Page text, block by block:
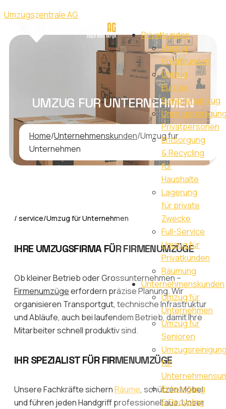
Umzugszentrale AG
UMZUG FUR UNTERNEHMEN
Home/Unternehmenskunden/Umzug fur
Unternehmen
Privatkunden
Umzug
Privatkunden
Umzug
Europa
Seniorenumzug
Privatpersonen
Entsorgung
& Recycling
für
Haushalte
Lagerung
für private
Zwecke
Full-Service
Umzug für
Privatkunden
Räumung
Unternehmenskunden
Umzug für
Unternehmen
Umzug für
Senioren
für
Entsorgung
& Recycling
/ service/Umzug für Unternehmen
IHRE UMZUGSFIRMA FÜR FIRMENUMZÜGE
Ob kleiner Betrieb oder Grossunternehmen –
Firmenumzügeerfordern präzise Planung. Wir
organisieren Transportgut, technische Infrastruktur
und Abläufe, auch bei laufendem Betrieb, damit Ihre
Mitarbeiter schnell produktiv sind.
IHR SPEZIALIST FÜR FIRMENUMZÜGE
Unsere Fachkräfte sichernRäume, schützen Möbel
und führen jeden Handgriff professionell aus. Unser